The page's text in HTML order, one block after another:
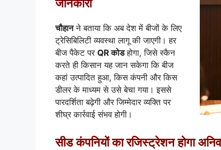
जानकारी
चौहानने बताया कि अब देश में बीजों के लिए
ट्रेसिबिलिटी व्यवस्था लागू की जाएगी। हर
बीज पैकेट पर QR कोडहोगा, जिसे स्कैन
करते ही किसान यह जान सकेगा कि बीज
कहां उत्पादित हुआ, किस कंपनी और किस
डीलर के माध्यम से उसे बेचा गया। इससे
पारदर्शिता बढ़ेगी और जिम्मेदार व्यक्ति पर
शीघ्र कार्रवाई संभव होगी।
सीड कंपनियों का रजिस्ट्रेशन होगा